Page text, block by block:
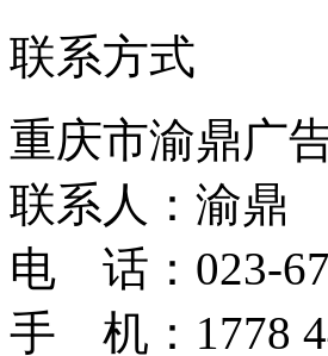
联系方式
重庆市渝鼎广
联系人：渝鼎
电 话：023-
手 机：1778